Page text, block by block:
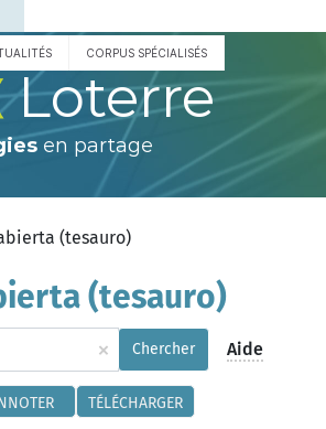
CORPUS SPÉCIALISÉS
Loterre
en partage
(tesauro)
(tesauro)
× Chercher Aide
TÉLÉCHARGER